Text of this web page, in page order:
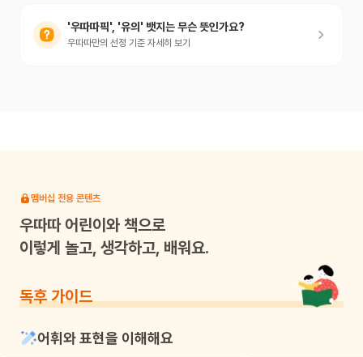
'우따따픽', '유의' 뱃지는 무슨 뜻인가요?
우따따만의 선정 기준 자세히 보기
멤버십 전용 콘텐츠
우따따어린이와 책으로
이렇게 놀고, 생각하고, 배워요.
독후 가이드
어휘와 표현을 이해해요